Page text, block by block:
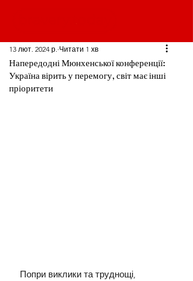
Напередодні Мюнхенської конференції:
Україна вірить у перемогу, світ має інші
пріоритети
13 лют. 2024 р. Читати 1 хв
Попри виклики та труднощі,